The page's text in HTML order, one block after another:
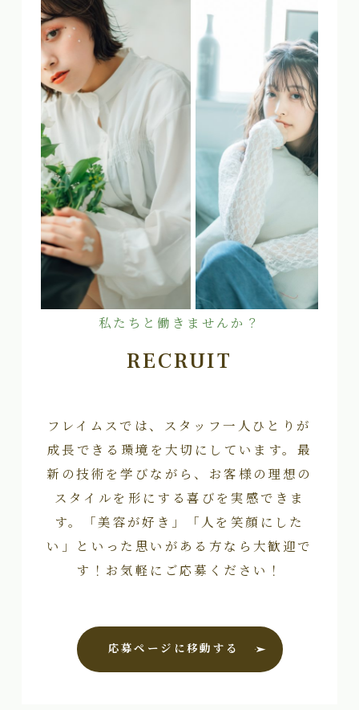
私たちと働きませんか？
RECRUIT
フレイムスでは、スタッフ一人ひとりが
成長できる環境を大切にしています。最
新の技術を学びながら、お客様の理想の
スタイルを形にする喜びを実感できま
す。「美容が好き」「人を笑顔にした
い」といった思いがある方なら大歓迎で
す！お気軽にご応募ください！
応募ページに移動する